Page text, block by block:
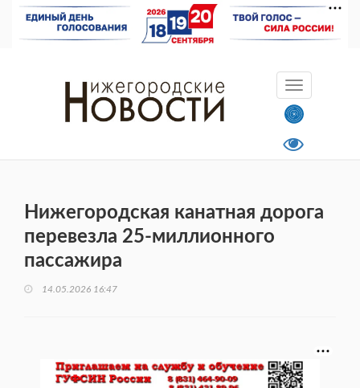
Нижегородская канатная дорога
перевезла 25-миллионного
пассажира
14.05.2026 16:47